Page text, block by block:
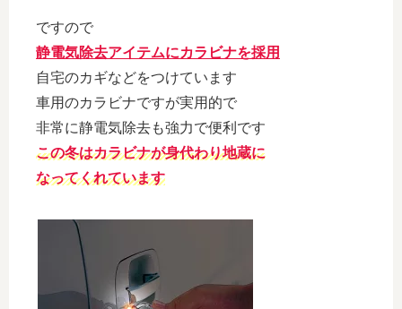
ですので
静電気除去アイテムにカラビナを採用
自宅のカギなどをつけています
車用のカラビナですが実用的で
非常に静電気除去も強力で便利です
この冬はカラビナが身代わり地蔵に
なってくれています